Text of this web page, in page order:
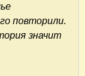
повторили.
значит